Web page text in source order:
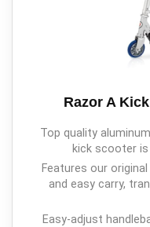
Razor A
Top quality
kick scooter
Features our
and easy carry,
Easy-adjust